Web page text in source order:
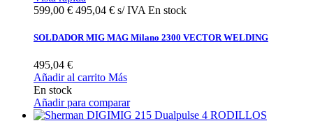
599,00 € 495,04 € s/ IVA En stock
SOLDADOR MIG MAG Milano 2300 VECTOR WELDING
495,04 €
Añadir al carrito Más
En stock
Añadir para comparar